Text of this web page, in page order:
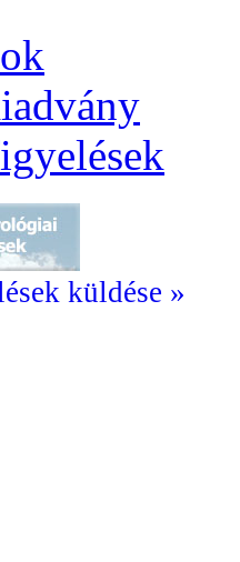
küldése »